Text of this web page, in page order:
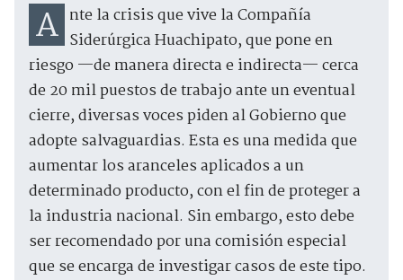
Ante la crisis que vive la Compañía Siderúrgica Huachipato, que pone en
riesgo —de manera directa e indirecta— cerca
de 20 mil puestos de trabajo ante un eventual
cierre, diversas voces piden al Gobierno que
adopte salvaguardias. Esta es una medida que
aumentar los aranceles aplicados a un
determinado producto, con el fin de proteger a
la industria nacional. Sin embargo, esto debe
ser recomendado por una comisión especial
que se encarga de investigar casos de este tipo.